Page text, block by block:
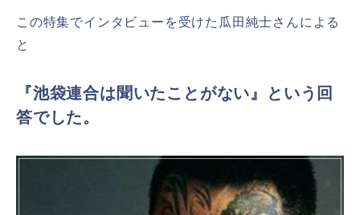
この特集でインタビューを受けた瓜田純士さんによる
と
『池袋連合は聞いたことがない』という回
答でした。